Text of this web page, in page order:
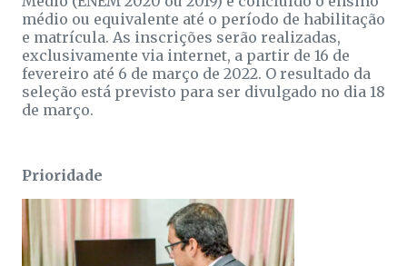
médio ou equivalente até o período de habilitação
e matrícula. As inscrições serão realizadas,
exclusivamente via internet, a partir de 16 de
fevereiro até 6 de março de 2022. O resultado da
seleção está previsto para ser divulgado no dia 18
de março.
Prioridade